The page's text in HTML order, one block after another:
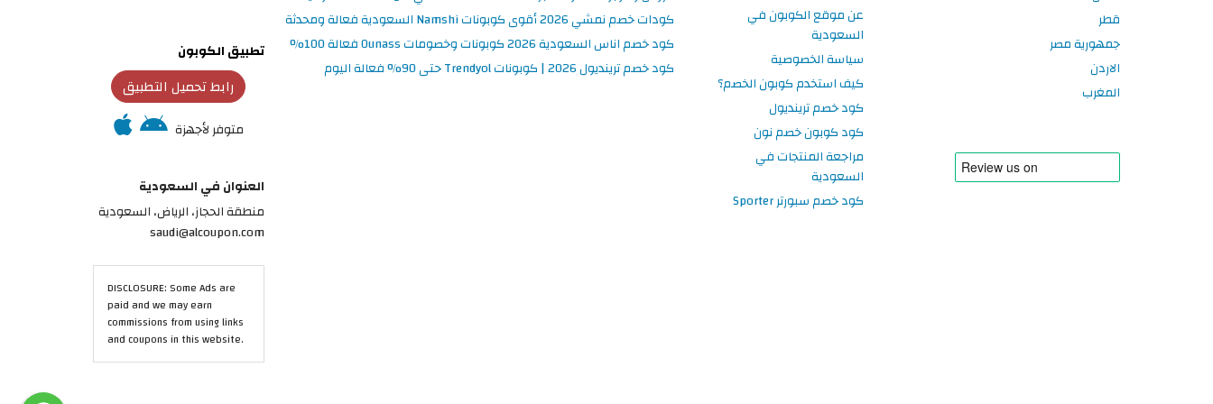
قطر
جمهورية مصر
الاردن
المغرب
عن موقع الكوبون في
السعودية
سياسة الخصوصية
كيف استخدم كوبون الخصم؟
كود خصم ترينديول
كود كوبون خصم نون
مراجعة المنتجات في
السعودية
كود خصم سبورتر Sporter
كودات خصم نمشي 2026 أقوى كوبونات Namshi السعودية فعالة ومحدثة
كود خصم اناس السعودية 2026 كوبونات وخصومات Ounass فعالة 100%
كود خصم ترينديول 2026 | كوبونات Trendyol حتى 90% فعالة اليوم
تطبيق الكوبون
رابط تحميل التطبيق
متوفر لأجهزة
العنوان في السعودية
منطقة الحجاز، الرياض، السعودية
saudi@alcoupon.com
DISCLOSURE: Some Ads are
paid and we may earn
commissions from using links
and coupons in this website.